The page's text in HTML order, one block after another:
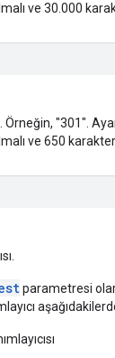
ve 30.000
"301".
ve 650
parametresi